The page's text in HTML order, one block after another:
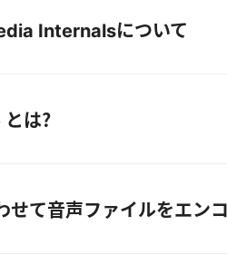
Internalsについて
は？
せて音声ファイルをエン